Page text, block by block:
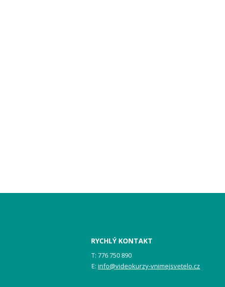
RYCHLÝ KONTAKT
T: 776 750 890
E: info@videokurzy-vnimejsvetelo.cz